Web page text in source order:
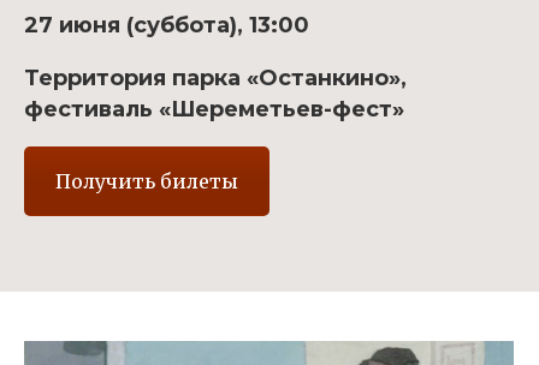
27 июня (суббота), 13:00
Территория парка «Останкино»,
фестиваль «Шереметьев-фест»
Получить билеты